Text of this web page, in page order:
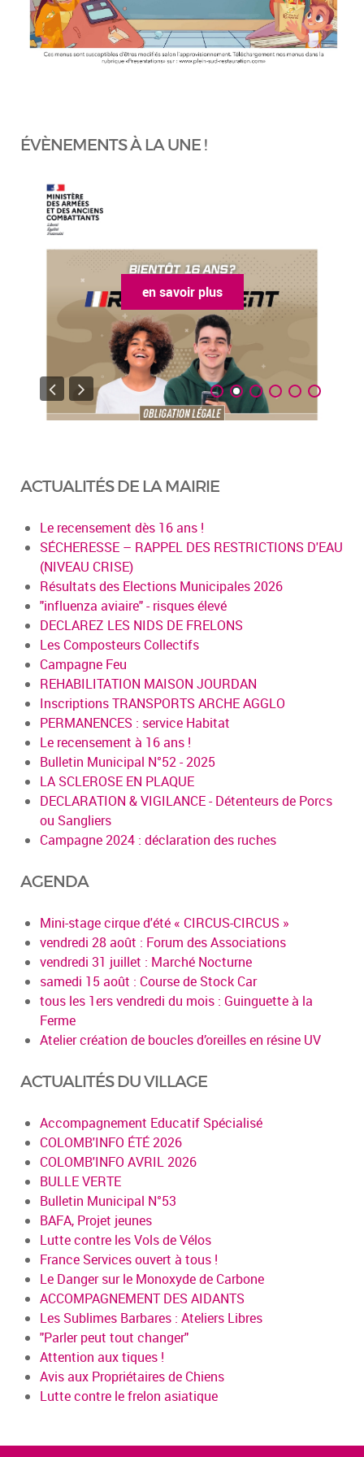
ÉVÈNEMENTS À LA UNE !
en savoir plus
ACTUALITÉS DE LA MAIRIE
Le recensement dès 16 ans !
SÉCHERESSE – RAPPEL DES RESTRICTIONS D'EAU
(NIVEAU CRISE)
Résultats des Elections Municipales 2026
"influenza aviaire" - risques élevé
DECLAREZ LES NIDS DE FRELONS
Les Composteurs Collectifs
Campagne Feu
REHABILITATION MAISON JOURDAN
Inscriptions TRANSPORTS ARCHE AGGLO
PERMANENCES : service Habitat
Le recensement à 16 ans !
Bulletin Municipal N°52 - 2025
LA SCLEROSE EN PLAQUE
DECLARATION & VIGILANCE - Détenteurs de Porcs
ou Sangliers
Campagne 2024 : déclaration des ruches
AGENDA
Mini-stage cirque d'été « CIRCUS-CIRCUS »
vendredi 28 août : Forum des Associations
vendredi 31 juillet : Marché Nocturne
samedi 15 août : Course de Stock Car
tous les 1ers vendredi du mois : Guinguette à la
Ferme
Atelier création de boucles d’oreilles en résine UV
ACTUALITÉS DU VILLAGE
Accompagnement Educatif Spécialisé
COLOMB'INFO ÉTÉ 2026
COLOMB'INFO AVRIL 2026
BULLE VERTE
Bulletin Municipal N°53
BAFA, Projet jeunes
Lutte contre les Vols de Vélos
France Services ouvert à tous !
Le Danger sur le Monoxyde de Carbone
ACCOMPAGNEMENT DES AIDANTS
Les Sublimes Barbares : Ateliers Libres
"Parler peut tout changer"
Attention aux tiques !
Avis aux Propriétaires de Chiens
Lutte contre le frelon asiatique